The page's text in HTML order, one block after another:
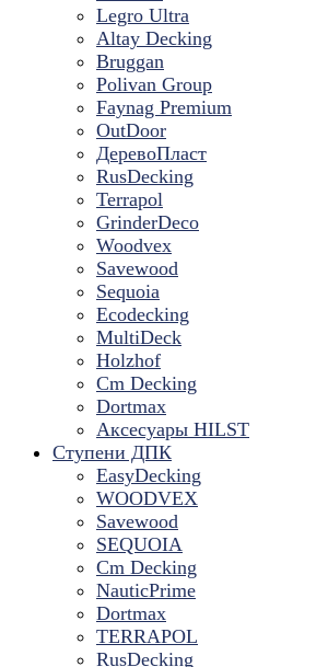
Legro Ultra
Altay Decking
Bruggan
Polivan Group
Faynag Premium
OutDoor
ДеревоПласт
RusDecking
Terrapol
GrinderDeco
Woodvex
Savewood
Sequoia
Ecodecking
MultiDeck
Holzhof
Cm Decking
Dortmax
Аксесуары HILST
Ступени ДПК
EasyDecking
WOODVEX
Savewood
SEQUOIA
Cm Decking
NauticPrime
Dortmax
TERRAPOL
RusDecking